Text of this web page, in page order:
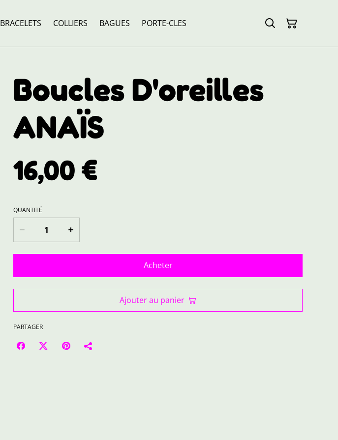
BRACELETS COLLIERS BAGUES PORTE-CLES
Boucles D'oreilles
ANAÏS
16,00 €
QUANTITÉ
Acheter
Ajouter au panier
PARTAGER